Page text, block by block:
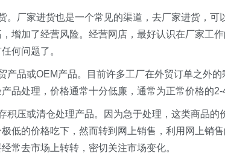
厂家进货也是一个常见的渠道，去厂家进货，可
增加了经营风险。经营网店，最好认识在厂家工
何问题了。
品或OEM产品。目前许多工厂在外贸订单之外的
品处理，价格通常十分低廉，通常为正常价格的2-
压或清仓处理产品。因为急于处理，这类商品的
低的价格吃下，然而转到网上销售，利用网上销
常去市场上转转，密切关注市场变化。